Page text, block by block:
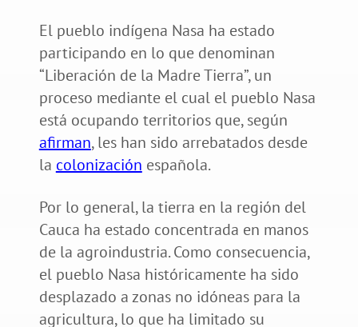
El pueblo indígena Nasa ha estado
participando en lo que denominan
“Liberación de la Madre Tierra”, un
proceso mediante el cual el pueblo Nasa
está ocupando territorios que, según
afirman, les han sido arrebatados desde
la colonización española.
Por lo general, la tierra en la región del
Cauca ha estado concentrada en manos
de la agroindustria. Como consecuencia,
el pueblo Nasa históricamente ha sido
desplazado a zonas no idóneas para la
agricultura, lo que ha limitado su